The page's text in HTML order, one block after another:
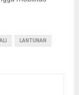
LANTUNAN